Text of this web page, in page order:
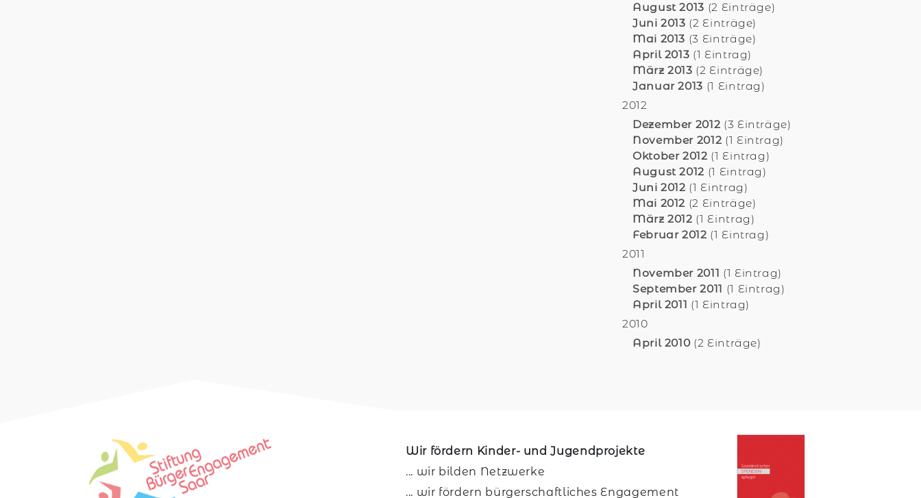
August 2013 (2 Einträge)
Juni 2013 (2 Einträge)
Mai 2013 (3 Einträge)
April 2013 (1 Eintrag)
März 2013 (2 Einträge)
Januar 2013 (1 Eintrag)
2012
Dezember 2012 (3 Einträge)
November 2012 (1 Eintrag)
Oktober 2012 (1 Eintrag)
August 2012 (1 Eintrag)
Juni 2012 (1 Eintrag)
Mai 2012 (2 Einträge)
März 2012 (1 Eintrag)
Februar 2012 (1 Eintrag)
2011
November 2011 (1 Eintrag)
September 2011 (1 Eintrag)
April 2011 (1 Eintrag)
2010
April 2010(2 Einträge)
Wir fördern Kinder- und Jugendprojekte
... wir bilden Netzwerke
... wir fördern bürgerschaftliches Engagement